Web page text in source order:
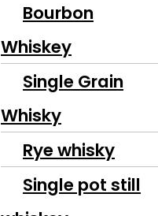
Bourbon
Whiskey
Single Grain
Whisky
Rye whisky
Single pot still